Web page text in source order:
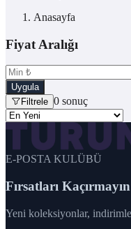
Anasayfa
Fiyat Aralığı
Uygula
Filtrele 0 sonuç
E-POSTA KULÜBÜ
Fırsatları Kaçırmayın
Yeni koleksiyonlar,